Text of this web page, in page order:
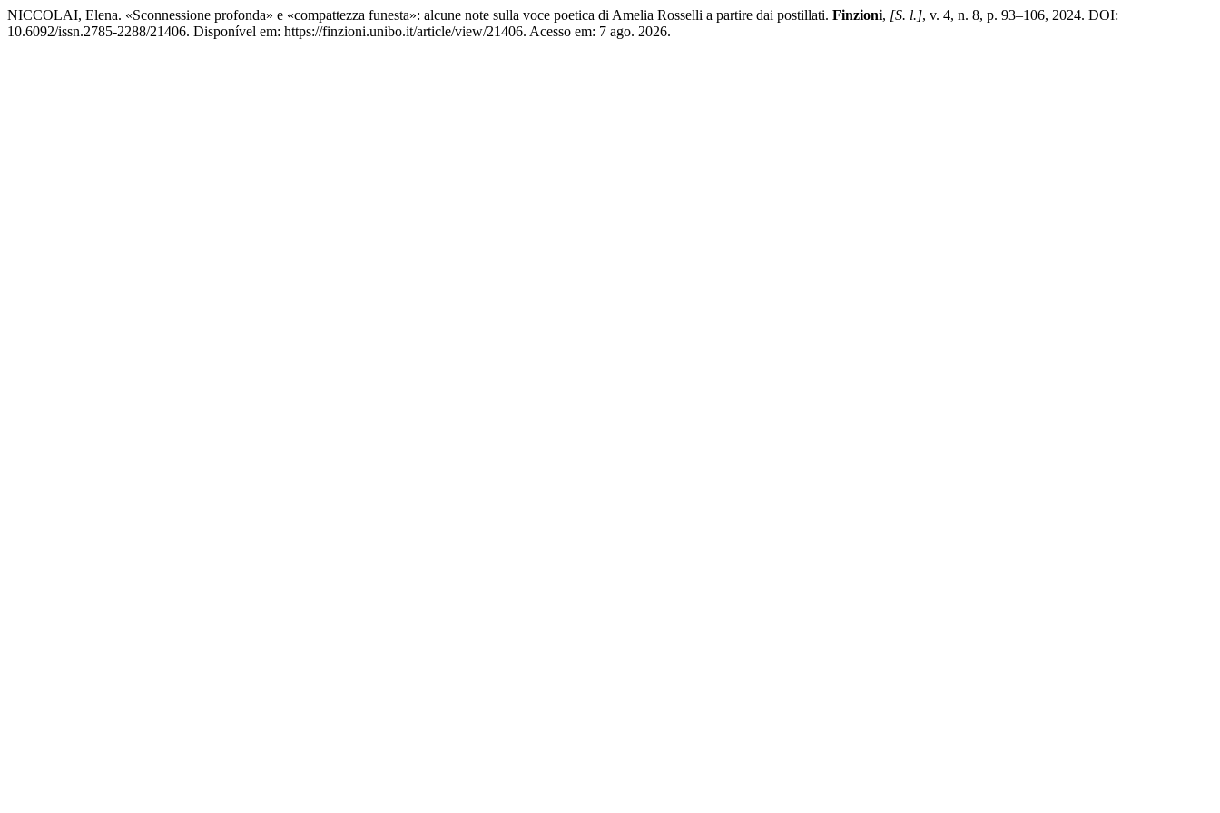
NICCOLAI, Elena. «Sconnessione profonda» e «compattezza funesta»: alcune note sulla voce poetica di Amelia Rosselli a partire dai postillati. Finzioni, [S. l.], v. 4, n. 8, p. 93–106, 2024. DOI:
10.6092/issn.2785-2288/21406. Disponível em: https://finzioni.unibo.it/article/view/21406. Acesso em: 7 ago. 2026.